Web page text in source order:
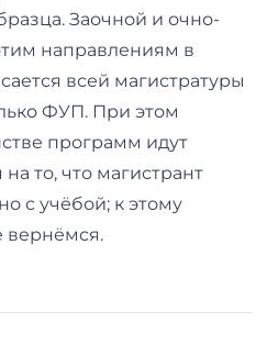
Заочной и очно-
направлениям в
всей магистратуры
ФУП. При этом
программ идут
то, что магистрант
с учёбой; к этому